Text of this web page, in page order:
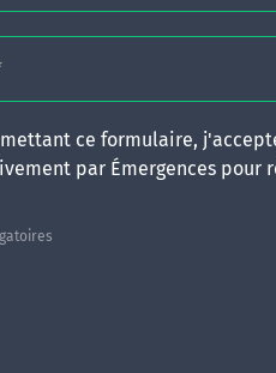
ce formulaire,
par Émergences pour
INFOS PRATIQUES
en hypnose (FIF PL, CPF,